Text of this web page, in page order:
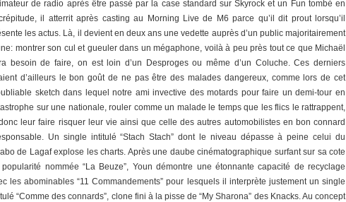
de radio après être passé par la case standard sur Skyrock et un Fun tombé en
il atterrit après casting au Morning Live de M6 parce qu’il dit prout lorsqu’il
les actus. Là, il devient en deux ans une vedette auprès d’un public majoritairement
montrer son cul et gueuler dans un mégaphone, voilà à peu près tout ce que Michaël
besoin de faire, on est loin d’un Desproges ou même d’un Coluche. Ces derniers
d’ailleurs le bon goût de ne pas être des malades dangereux, comme lors de cet
sketch dans lequel notre ami invective des motards pour faire un demi-tour en
sur une nationale, rouler comme un malade le temps que les flics le rattrappent,
leur faire risquer leur vie ainsi que celle des autres automobilistes en bon connard
Un single intitulé “Stach Stach” dont le niveau dépasse à peine celui du
de Lagaf explose les charts. Après une daube cinématographique surfant sur sa cote
nommée “La Beuze”, Youn démontre une étonnante capacité de recyclage
les abominables “11 Commandements” pour lesquels il interprète justement un single
“Comme des connards”, clone fini à la pisse de “My Sharona” des Knacks. Au concept